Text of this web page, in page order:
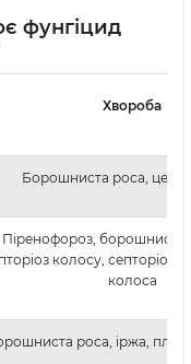
фунгіцид
Хвороба
Борошниста роса,
Піренофороз, борошниста
колосу, септоріоз
колоса
роса, іржа,